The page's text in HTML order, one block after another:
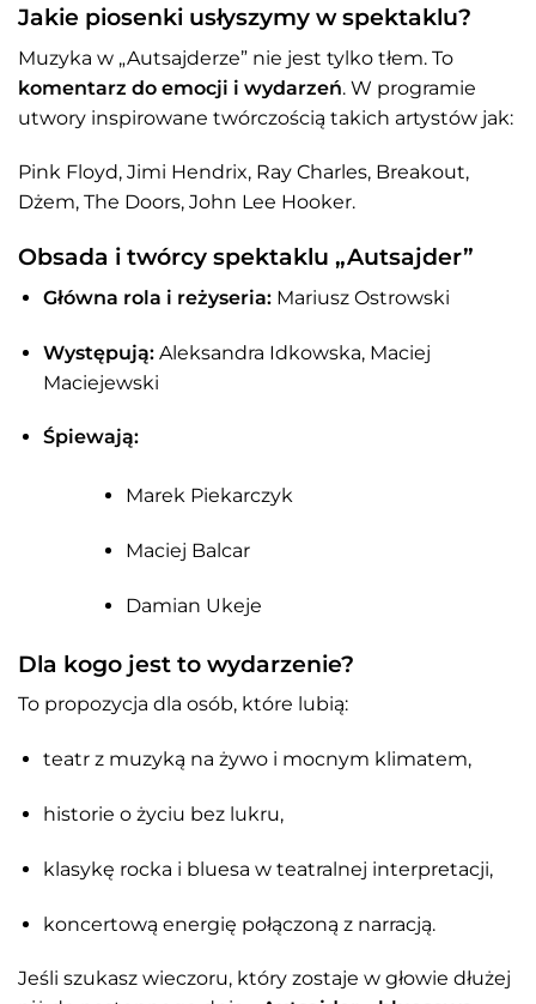
Jakie piosenki usłyszymy w spektaklu?
Muzyka w „Autsajderze” nie jest tylko tłem. To
komentarz do emocji i wydarzeń. W programie
utwory inspirowane twórczością takich artystów jak:
Pink Floyd, Jimi Hendrix, Ray Charles, Breakout,
Dżem, The Doors, John Lee Hooker.
Obsada i twórcy spektaklu „Autsajder”
Główna rola i reżyseria:Mariusz Ostrowski
Występują:Aleksandra Idkowska, Maciej
Maciejewski
Śpiewają:
Marek Piekarczyk
Maciej Balcar
Damian Ukeje
Dla kogo jest to wydarzenie?
To propozycja dla osób, które lubią:
teatr z muzyką na żywo i mocnym klimatem,
historie o życiu bez lukru,
klasykę rocka i bluesa w teatralnej interpretacji,
koncertową energię połączoną z narracją.
Jeśli szukasz wieczoru, który zostaje w głowie dłużej